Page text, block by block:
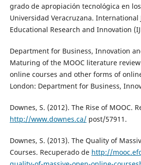
grado de apropiación tecnológica en
Universidad Veracruzana. International
Educational Research and Innovation
Department for Business, Innovation
Maturing of the MOOC literature
online courses and other forms of
London: Department for Business,
Downes, S. (2012). The Rise of MOOC.
http://www.downes.ca/post/57911.
Downes, S. (2013). The Quality of
Courses. Recuperado de http://